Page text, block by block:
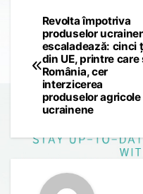
Post
navigation
Revolta împotriva
produselor
escaladează: cinci
din UE, printre care
România, cer
interzicerea
produselor agricole
ucrainene